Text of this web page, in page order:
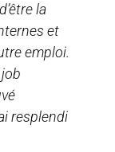
la
et
emploi.
resplendi